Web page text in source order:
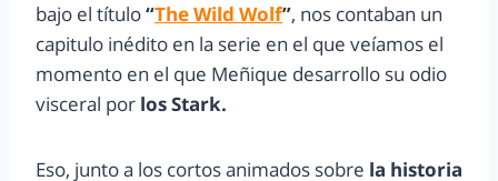
bajo el título“The Wild Wolf”, nos contaban un
capitulo inédito en la serie en el que veíamos el
momento en el que Meñique desarrollo su odio
visceral por los Stark.
Eso, junto a los cortos animados sobre la historia